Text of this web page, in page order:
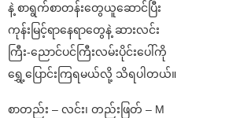
နဲ့ စာရွက်စာတန်းတွေယူဆောင်ပြီး
ကုန်းမြင့်ရာနေရာတွေနဲ့ ဆားလင်း
ကြီး-ညောင်ပင်ကြီးလမ်းပိုင်းပေါ်ကို
ရွှေ့ပြောင်းကြရမယ်လို့ သိရပါတယ်။
စာတည်း – လင်း၊ တည်းဖြတ် – M